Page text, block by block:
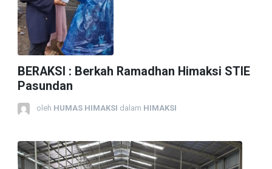
BERAKSI : Berkah Ramadhan Himaksi STIE
Pasundan
oleh HUMAS HIMAKSI dalam HIMAKSI